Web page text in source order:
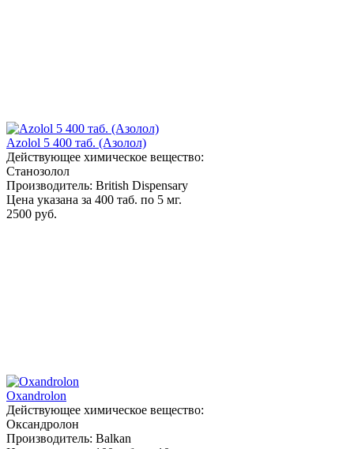
Azolol 5 400 таб. (Азолол)
Действующее химическое вещество:
Станозолол
Производитель: British Dispensary
Цена указана за 400 таб. по 5 мг.
2500 руб.
Oxandrolon
Действующее химическое вещество:
Оксандролон
Производитель: Balkan